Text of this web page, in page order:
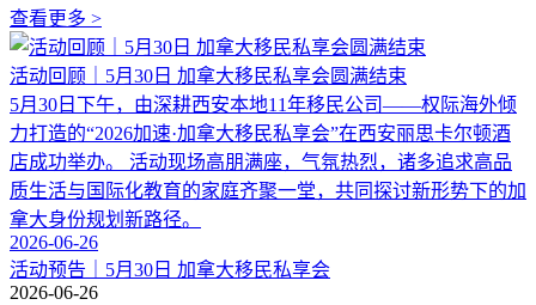
查看更多 >
活动回顾｜5月30日 加拿大移民私享会圆满结束
5月30日下午，由深耕西安本地11年移民公司——权际海外倾
力打造的“2026加速·加拿大移民私享会”在西安丽思卡尔顿酒
店成功举办。 活动现场高朋满座，气氛热烈，诸多追求高品
质生活与国际化教育的家庭齐聚一堂，共同探讨新形势下的加
拿大身份规划新路径。
2026-06-26
活动预告｜5月30日 加拿大移民私享会
2026-06-26